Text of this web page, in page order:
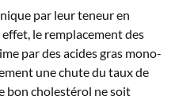
par leur teneur en
le remplacement des
par des acides gras mono-
une chute du taux de
bon cholestérol ne soit